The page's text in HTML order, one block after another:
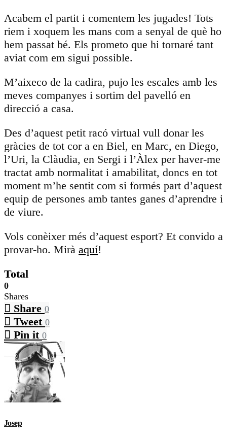
Acabem el partit i comentem les jugades! Tots
riem i xoquem les mans com a senyal de què ho
hem passat bé. Els prometo que hi tornaré tant
aviat com em sigui possible.
M’aixeco de la cadira, pujo les escales amb les
meves companyes i sortim del pavelló en
direcció a casa.
Des d’aquest petit racó virtual vull donar les
gràcies de tot cor a en Biel, en Marc, en Diego,
l’Uri, la Clàudia, en Sergi i l’Àlex per haver-me
tractat amb normalitat i amabilitat, doncs en tot
moment m’he sentit com si formés part d’aquest
equip de persones amb tantes ganes d’aprendre i
de viure.
Vols conèixer més d’aquest esport? Et convido a
provar-ho. Mirà aquí!
Total
0
Shares
Share 0
Tweet 0
Pin it 0
Josep